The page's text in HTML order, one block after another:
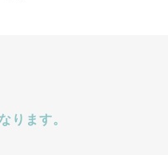
ります。